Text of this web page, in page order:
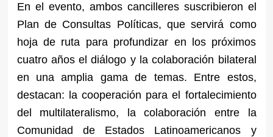
En el evento, ambos cancilleres suscribieron el
Plan de Consultas Políticas, que servirá como
hoja de ruta para profundizar en los próximos
cuatro años el diálogo y la colaboración bilateral
en una amplia gama de temas. Entre estos,
destacan: la cooperación para el fortalecimiento
del multilateralismo, la colaboración entre la
Comunidad de Estados Latinoamericanos y